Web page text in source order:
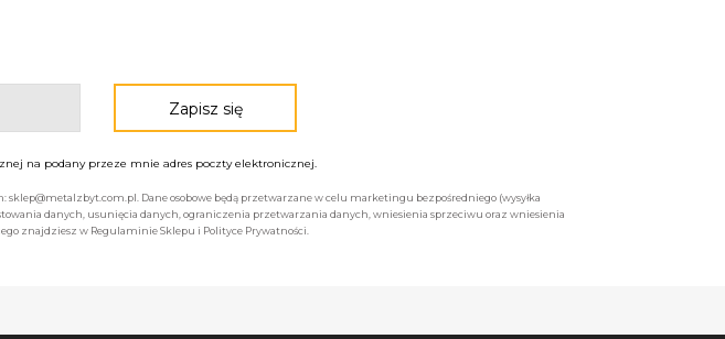
na podany przeze mnie adres poczty elektronicznej.
Dane osobowe będą przetwarzane w celu marketingu bezpośredniego (wysyłka
danych, usunięcia danych, ograniczenia przetwarzania danych, wniesienia sprzeciwu oraz wniesienia
znajdziesz w Regulaminie Sklepu i Polityce Prywatności.